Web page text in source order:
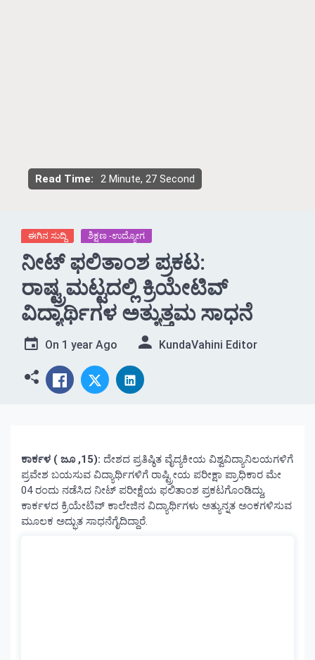
Read Time: 2 Minute, 27 Second
ಈಗಿನ ಸುದ್ದಿ ಶಿಕ್ಷಣ -ಉದ್ಯೋಗ
ನೀಟ್‌ ಫಲಿತಾಂಶ ಪ್ರಕಟ:
ರಾಷ್ಟ್ರಮಟ್ಟದಲ್ಲಿ ಕ್ರಿಯೇಟಿವ್‌
ವಿದ್ಯಾರ್ಥಿಗಳ ಅತ್ಯುತ್ತಮ ಸಾಧನೆ
On 1 year Ago KundaVahini Editor
ಕಾರ್ಕಳ ( ಜೂ ,15): ದೇಶದ ಪ್ರತಿಷ್ಠಿತ ವೈದ್ಯಕೀಯ ವಿಶ್ವವಿದ್ಯಾನಿಲಯಗಳಿಗೆ
ಪ್ರವೇಶ ಬಯಸುವ ವಿದ್ಯಾರ್ಥಿಗಳಿಗೆ ರಾಷ್ಟ್ರೀಯ ಪರೀಕ್ಷಾ ಪ್ರಾಧಿಕಾರ ಮೇ
04 ರಂದು ನಡೆಸಿದ ನೀಟ್‌ ಪರೀಕ್ಷೆಯ ಫಲಿತಾಂಶ ಪ್ರಕಟಗೊಂಡಿದ್ದು,
ಕಾರ್ಕಳದ ಕ್ರಿಯೇಟಿವ್‌ ಕಾಲೇಜಿನ ವಿದ್ಯಾರ್ಥಿಗಳು ಅತ್ಯುನ್ನತ ಅಂಕಗಳಿಸುವ
ಮೂಲಕ ಅದ್ಭುತ ಸಾಧನೆಗೈದಿದ್ದಾರೆ.